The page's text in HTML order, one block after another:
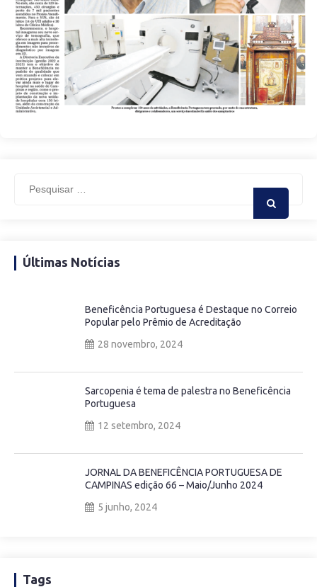
Últimas Notícias
Beneficência Portuguesa é Destaque no Correio
Popular pelo Prêmio de Acreditação
28 novembro, 2024
Sarcopenia é tema de palestra no Beneficência
Portuguesa
12 setembro, 2024
JORNAL DA BENEFICÊNCIA PORTUGUESA DE
CAMPINAS edição 66 – Maio/Junho 2024
5 junho, 2024
Tags